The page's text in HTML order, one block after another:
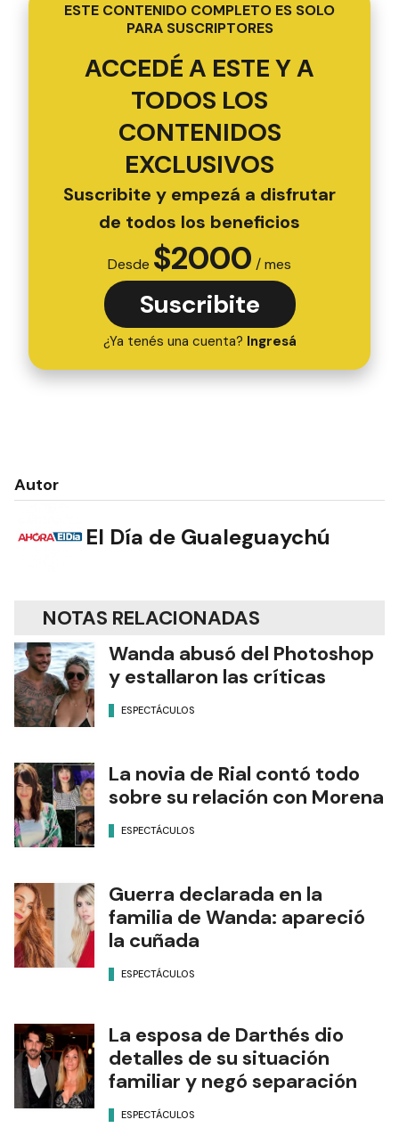
ESTE CONTENIDO COMPLETO ES SOLO
PARA SUSCRIPTORES
ACCEDÉ A ESTE Y A
TODOS LOS
CONTENIDOS
EXCLUSIVOS
Suscribite y empezá a disfrutar
de todos los beneficios
Desde $2000 / mes
Suscribite
¿Ya tenés una cuenta? Ingresá
Autor
El Día de Gualeguaychú
NOTAS RELACIONADAS
Wanda abusó del Photoshop
y estallaron las críticas
ESPECTÁCULOS
La novia de Rial contó todo
sobre su relación con Morena
ESPECTÁCULOS
Guerra declarada en la
familia de Wanda: apareció
la cuñada
ESPECTÁCULOS
La esposa de Darthés dio
detalles de su situación
familiar y negó separación
ESPECTÁCULOS